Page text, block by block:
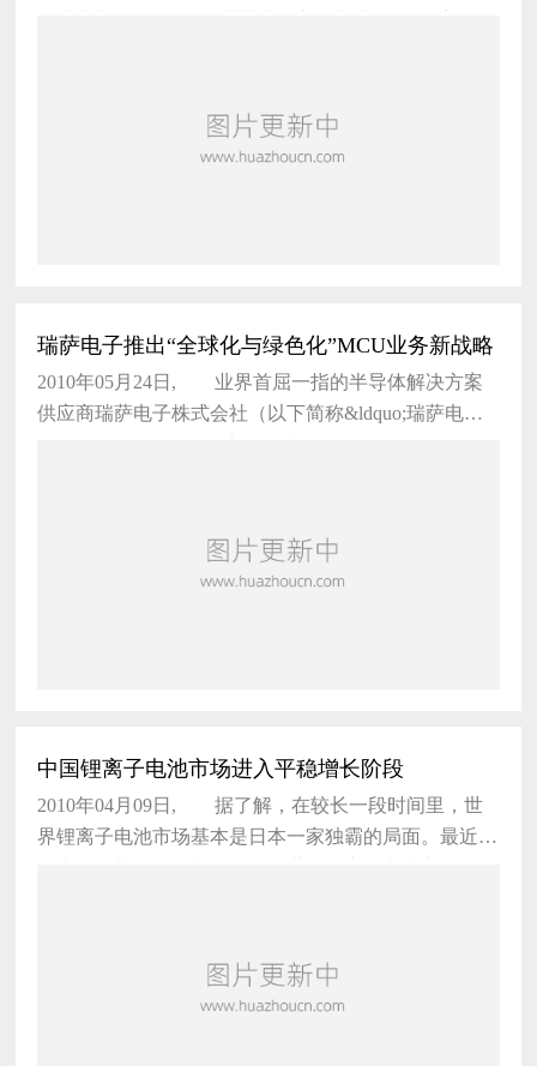
瑞萨电子推出“全球化与绿色化”MCU业务新战略
2010年05月24日, 业界首屈一指的半导体解决方案
供应商瑞萨电子株式会社（以下简称&ldquo;瑞萨电
中国锂离子电池市场进入平稳增长阶段
2010年04月09日, 据了解，在较长一段时间里，世
界锂离子电池市场基本是日本一家独霸的局面。最近几